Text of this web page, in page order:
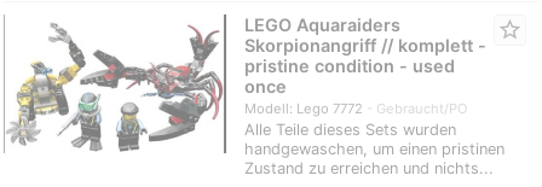
LEGO Aquaraiders
Skorpionangriff // komplett -
pristine condition - used
once
Modell: Lego 7772 Gebraucht/PO
Alle Teile dieses Sets wurden
handgewaschen, um einen pristinen
Zustand zu erreichen und nichts...
star_border